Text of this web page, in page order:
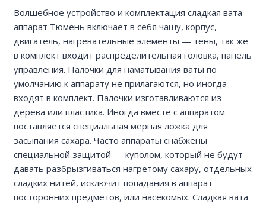
Волшебное устройство и комплектация сладкая вата
аппарат Тюмень включает в себя чашу, корпус,
двигатель, нагревательные элементы — тены, так же
в комплект входит распределительная головка, панель
управления. Палочки для наматывания ваты по
умолчанию к аппарату не прилагаются, но иногда
входят в комплект. Палочки изготавливаются из
дерева или пластика. Иногда вместе с аппаратом
поставляется специальная мерная ложка для
засыпания сахара. Часто аппараты снабжены
специальной защитой — куполом, который не будут
давать разбрызгиваться нагретому сахару, отдельных
сладких нитей, исключит попадания в аппарат
посторонних предметов, или насекомых. Сладкая вата